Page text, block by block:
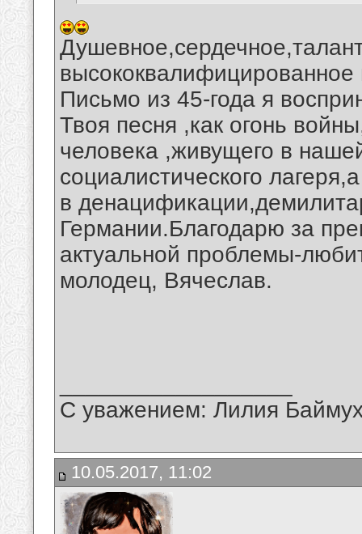
Письмо из 45-года я
Твоя песня ,как огонь
человека ,живущего в
социалистического
в
Германии.Благодарю за
актуальной проблемы-
молодец, Вячеслав.
С уважением: Лилия
10.05.2017, 11:02